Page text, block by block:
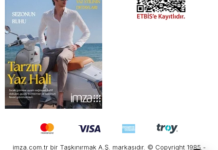
imza.com.tr bir Taşkınırmak A.Ş. markasıdır. © Copyright 1985 -